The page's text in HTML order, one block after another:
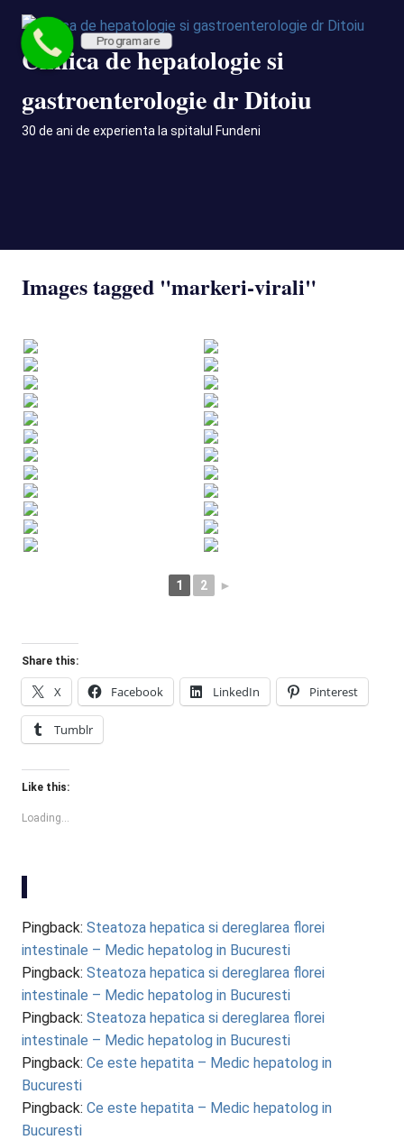
Skip
content
Clinica de hepatologie si
gastroenterologie dr Ditoiu
30 de ani de experienta la spitalul Fundeni
Images tagged "markeri-virali"
1 2 ►
Share this:
X Facebook LinkedIn Pinterest
Tumblr
Like this:
Loading...
Pingback: Steatoza hepatica si dereglarea florei
intestinale – Medic hepatolog in Bucuresti
Pingback: Steatoza hepatica si dereglarea florei
intestinale – Medic hepatolog in Bucuresti
Pingback: Steatoza hepatica si dereglarea florei
intestinale – Medic hepatolog in Bucuresti
Pingback: Ce este hepatita – Medic hepatolog in
Bucuresti
Pingback: Ce este hepatita – Medic hepatolog in
Bucuresti
Programare